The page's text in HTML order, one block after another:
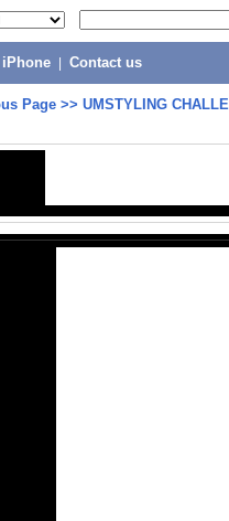
iPhone Contact us
Page >> UMSTYLING